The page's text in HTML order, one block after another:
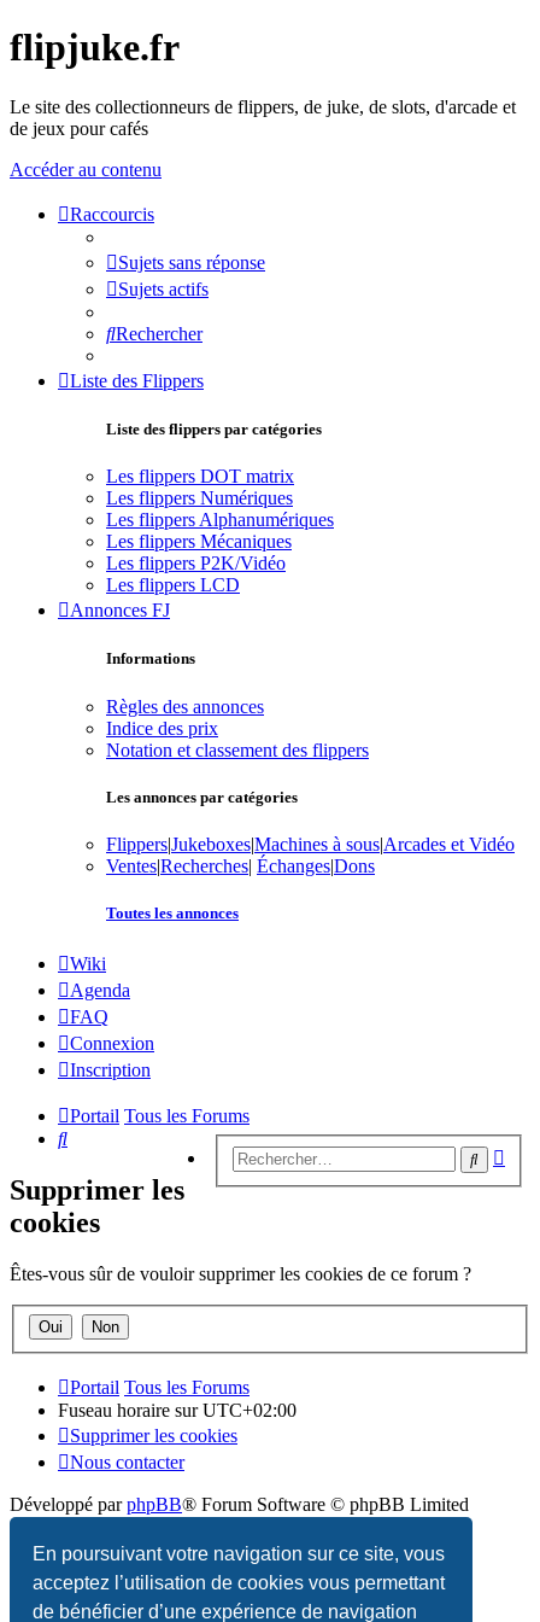
En poursuivant votre navigation sur ce site, vous
acceptez l’utilisation de cookies vous permettant
de bénéficier d’une expérience de navigation
flipjuke.fr
Le site des collectionneurs de flippers, de juke, de slots, d'arcade et
de jeux pour cafés
Accéder au contenu
Raccourcis
Sujets sans réponse
Sujets actifs
Rechercher
Liste des Flippers
Liste des flippers par catégories
Les flippers DOT matrix
Les flippers Numériques
Les flippers Alphanumériques
Les flippers Mécaniques
Les flippers P2K/Vidéo
Les flippers LCD
Annonces FJ
Informations
Règles des annonces
Indice des prix
Notation et classement des flippers
Les annonces par catégories
Flippers|Jukeboxes|Machines à sous|Arcades et Vidéo
Ventes|Recherches| Échanges|Dons
Toutes les annonces
Wiki
Agenda
FAQ
Connexion
Inscription
Portail Tous les Forums
Rechercher
Supprimer les
cookies
Êtes-vous sûr de vouloir supprimer les cookies de ce forum ?
Portail Tous les Forums
Fuseau horaire surUTC+02:00
Supprimer les cookies
Nous contacter
Développé parphpBB® Forum Software © phpBB Limited
Traduction française officielle©Qiaeru
Confidentialité |Conditions